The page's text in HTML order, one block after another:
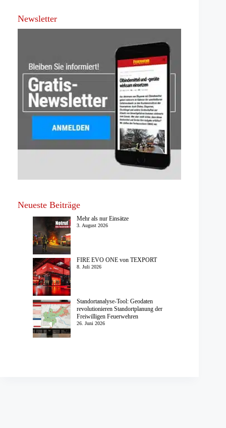
Newsletter
Neueste Beiträge
Mehr als nur Einsätze
3. August 2026
FIRE EVO ONE von TEXPORT
8. Juli 2026
Standortanalyse-Tool: Geodaten
revolutionieren Standortplanung der
Freiwilligen Feuerwehren
26. Juni 2026